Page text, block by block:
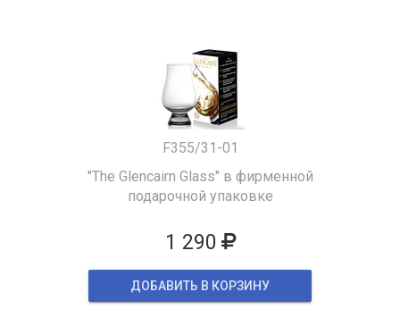
F355/31-01
"The Glencairn Glass" в фирменной
подарочной упаковке
1 290
ДОБАВИТЬ В КОРЗИНУ